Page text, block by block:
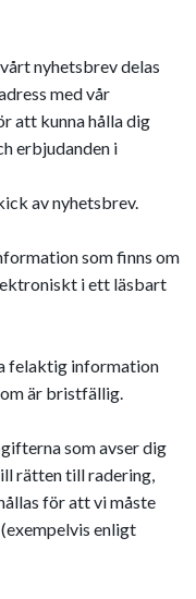
nyhetsbrev delas
med vår
att kunna hålla dig
erbjudanden i
av nyhetsbrev.
som finns om
i ett läsbart
felaktig information
är bristfällig.
som avser dig
rätten till radering,
för att vi måste
enligt